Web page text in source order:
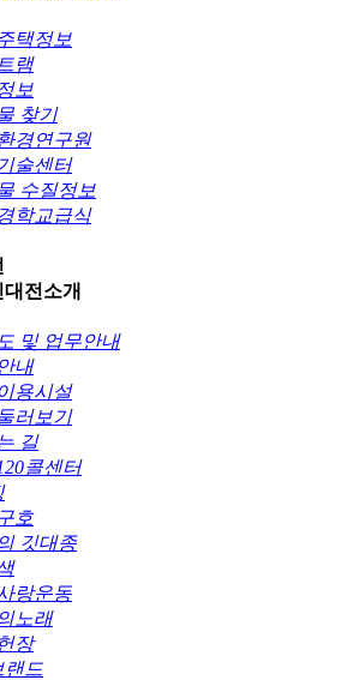
택정보
램
보
찾기
경연구원
술센터
수질정보
학교급식
대전소개
및 업무안내
내
용시설
러보기
길
콜센터
호
깃대종
랑운동
노래
장
랜드